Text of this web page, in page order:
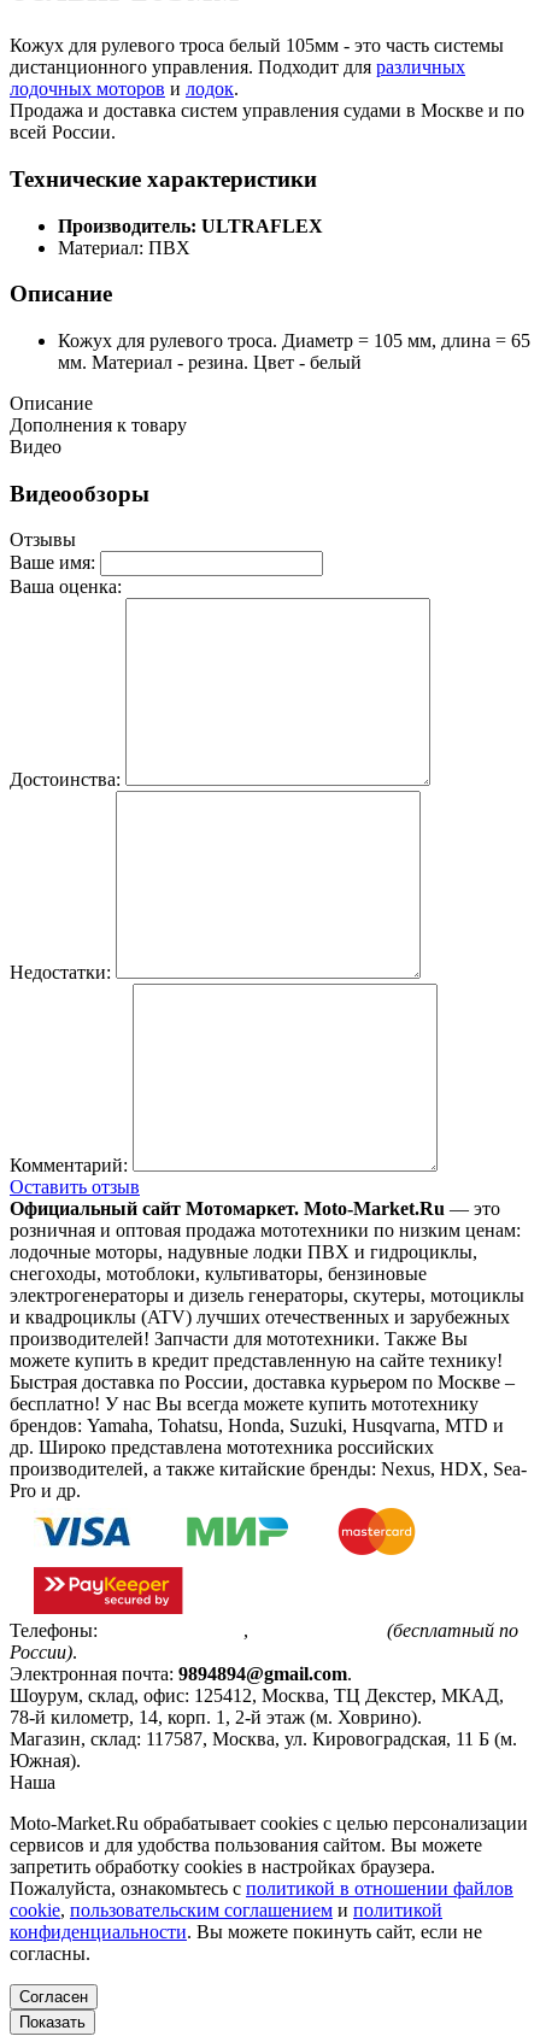
Кожух для рулевого троса белый 105мм - это часть системы
дистанционного управления. Подходит для различных
лодочных моторов и лодок.
Продажа и доставка систем управления судами в Москве и по
всей России.
Технические характеристики
Производитель: ULTRAFLEX
Материал: ПВХ
Описание
Кожух для рулевого троса. Диаметр = 105 мм, длина = 65
мм. Материал - резина. Цвет - белый
Описание
Дополнения к товару
Видео
Видеообзоры
Отзывы
Ваше имя:
Ваша оценка:
Достоинства:
Недостатки:
Комментарий:
Оставить отзыв
Официальный сайт Мотомаркет. Moto-Market.Ru — это
розничная и оптовая продажа мототехники по низким ценам:
лодочные моторы, надувные лодки ПВХ и гидроциклы,
снегоходы, мотоблоки, культиваторы, бензиновые
электрогенераторы и дизель генераторы, скутеры, мотоциклы
и квадроциклы (ATV) лучших отечественных и зарубежных
производителей! Запчасти для мототехники. Также Вы
можете купить в кредит представленную на сайте технику!
Быстрая доставка по России, доставка курьером по Москве –
бесплатно! У нас Вы всегда можете купить мототехнику
брендов: Yamaha, Tohatsu, Honda, Suzuki, Husqvarna, MTD и
др. Широко представлена мототехника российских
производителей, а также китайские бренды: Nexus, HDX, Sea-
Pro и др.
Телефоны: ,
(бесплатный по
России).
Электронная почта: 9894894@gmail.com.
Шоурум, склад, офис: 125412, Москва, ТЦ Декстер, МКАД,
78-й километр, 14, корп. 1, 2-й этаж (м. Ховрино).
Магазин, склад: 117587, Москва, ул. Кировоградская, 11 Б (м.
Южная).
Наша
Moto-Market.Ru обрабатывает сookies с целью персонализации
сервисов и для удобства пользования сайтом. Вы можете
запретить обработку сookies в настройках браузера.
Пожалуйста, ознакомьтесь с политикой в отношении файлов
cookie, пользовательским соглашением и политикой
конфиденциальности. Вы можете покинуть сайт, если не
согласны.
Согласен
Показать